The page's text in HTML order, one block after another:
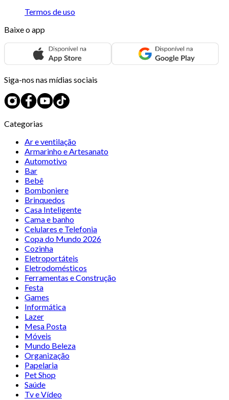
Termos de uso
Baixe o app
Siga-nos nas mídias sociais
Categorias
Ar e ventilação
Armarinho e Artesanato
Automotivo
Bar
Bebê
Bomboniere
Brinquedos
Casa Inteligente
Cama e banho
Celulares e Telefonia
Copa do Mundo 2026
Cozinha
Eletroportáteis
Eletrodomésticos
Ferramentas e Construção
Festa
Games
Informática
Lazer
Mesa Posta
Móveis
Mundo Beleza
Organização
Papelaria
Pet Shop
Saúde
Tv e Vídeo